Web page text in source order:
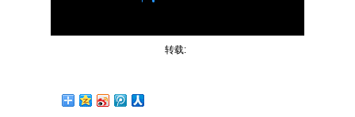
转载: